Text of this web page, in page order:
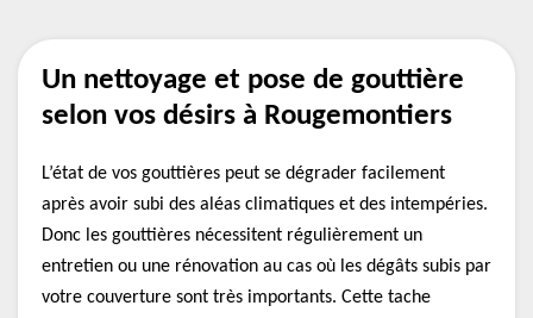
Un nettoyage et pose de gouttière
selon vos désirs à Rougemontiers
L’état de vos gouttières peut se dégrader facilement
après avoir subi des aléas climatiques et des intempéries.
Donc les gouttières nécessitent régulièrement un
entretien ou une rénovation au cas où les dégâts subis par
votre couverture sont très importants. Cette tache